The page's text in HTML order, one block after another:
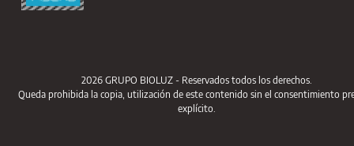
2026 GRUPO BIOLUZ - Reservados todos los derechos.
Queda prohibida la copia, utilización de este contenido sin el consentimiento
explícito.